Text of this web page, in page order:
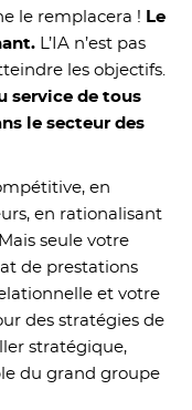
le remplacera ! Le
L’IA n’est pas
les objectifs.
service de tous
le secteur des
en
en rationalisant
seule votre
de prestations
et votre
des stratégies de
stratégique,
du grand groupe